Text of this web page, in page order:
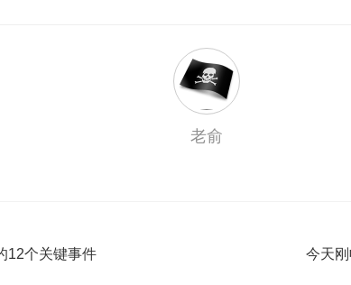
老俞
12个关键事件 今天